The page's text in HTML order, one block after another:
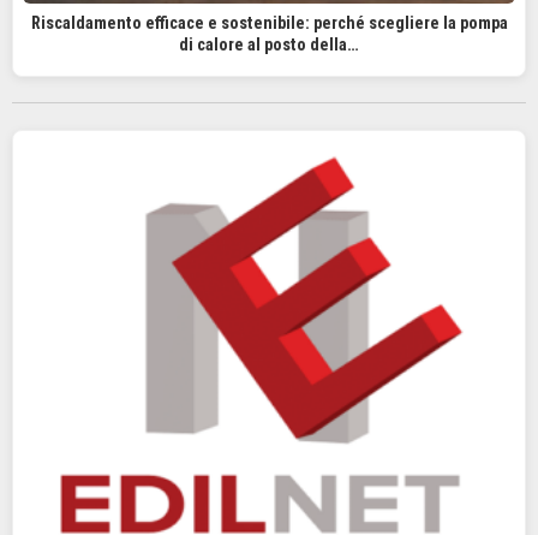
Riscaldamento efficace e sostenibile: perché scegliere la pompa
di calore al posto della…